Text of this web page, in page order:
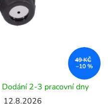
Dodání 2-3 pracovní dny
12.8.2026
49 KČ
–10 %